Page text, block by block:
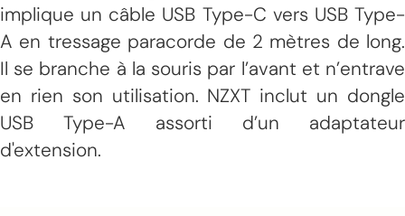
implique un câble USB Type-C vers USB Type-
A en tressage paracorde de 2 mètres de long.
Il se branche à la souris par l’avant et n’entrave
en rien son utilisation. NZXT inclut un dongle
USB Type-A assorti d’un adaptateur
d'extension.